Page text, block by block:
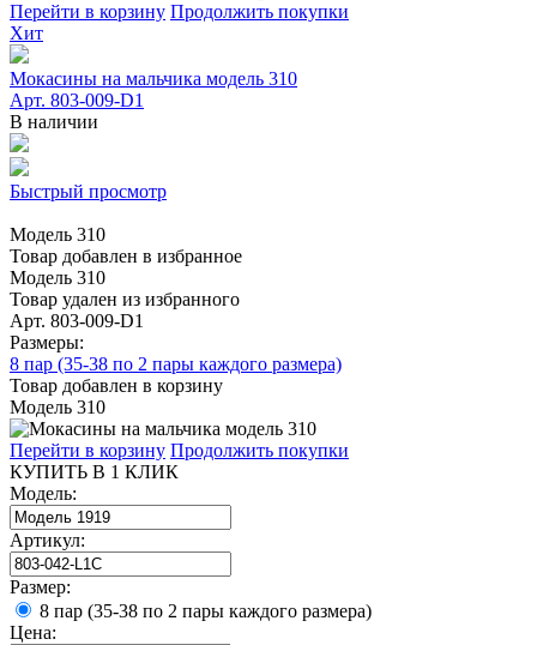
Перейти в корзину Продолжить покупки
Хит
Мокасины на мальчика модель 310
Арт. 803-009-D1
В наличии
Быстрый просмотр
Модель 310
Товар добавлен в избранное
Модель 310
Товар удален из избранного
Арт. 803-009-D1
Размеры:
8 пар (35-38 по 2 пары каждого размера)
Товар добавлен в корзину
Модель 310
Перейти в корзину Продолжить покупки
КУПИТЬ В 1 КЛИК
Модель:
Артикул:
Размер:
8 пар (35-38 по 2 пары каждого размера)
Цена: